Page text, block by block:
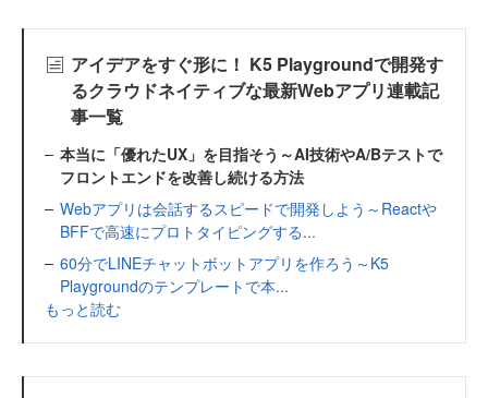
アイデアをすぐ形に！ K5 Playgroundで開発す
るクラウドネイティブな最新Webアプリ連載記
事一覧
本当に「優れたUX」を目指そう～AI技術やA/Bテストで
フロントエンドを改善し続ける方法
Webアプリは会話するスピードで開発しよう～Reactや
BFFで高速にプロトタイピングする...
60分でLINEチャットボットアプリを作ろう～K5
Playgroundのテンプレートで本...
もっと読む